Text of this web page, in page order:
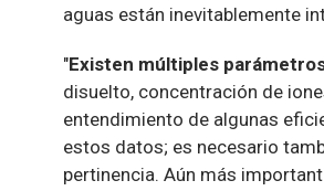
aguas están inevitablemente
"Existen múltiples
disuelto, concentración de
entendimiento de algunas
estos datos; es necesario
pertinencia. Aún más